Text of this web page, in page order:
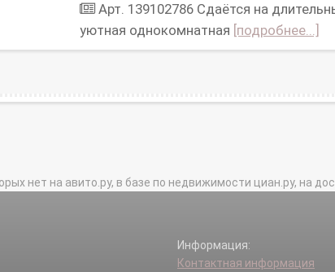
Арт. 139102786 Cдаётся на
уютная однокомнатная [подробнее...]
нет на авито.ру, в базе по недвижимости циан.ру, на
Информация:
Контактная информация